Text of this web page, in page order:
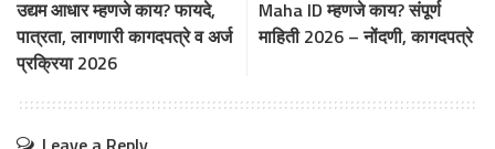
उद्यम आधार म्हणजे काय? फायदे,
पात्रता, लागणारी कागदपत्रे व अर्ज
प्रक्रिया 2026
Maha ID म्हणजे काय? संपूर्ण
माहिती 2026 – नोंदणी, कागदपत्रे